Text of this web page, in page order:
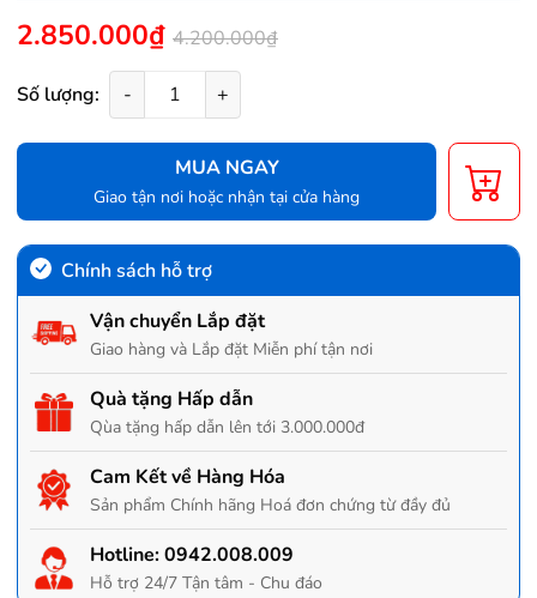
2.850.000₫ 4.200.000₫
Số lượng: - +
MUA NGAY
Giao tận nơi hoặc nhận tại cửa hàng
Chính sách hỗ trợ
Vận chuyển Lắp đặt
Giao hàng và Lắp đặt Miễn phí tận nơi
Quà tặng Hấp dẫn
Qùa tặng hấp dẫn lên tới 3.000.000đ
Cam Kết về Hàng Hóa
Sản phẩm Chính hãng Hoá đơn chứng từ đầy đủ
Hotline:0942.008.009
Hỗ trợ 24/7 Tận tâm - Chu đáo